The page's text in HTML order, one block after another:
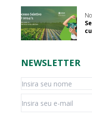
NEWSLETTER